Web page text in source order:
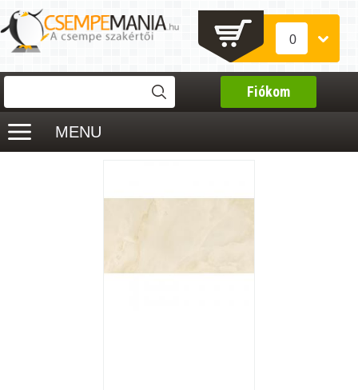
0
Fiókom
MENU